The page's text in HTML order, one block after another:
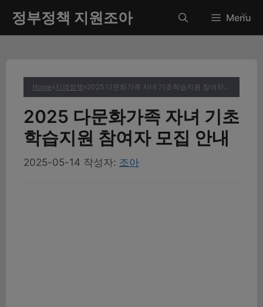
츠
정부정책 지원조아 Menu
Home»지역정책 » 2025 다문화가족 자녀 기초학습지원 참여자 모집 안내
2025 다문화가족 자녀 기초
학습지원 참여자 모집 안내
2025-05-14 작성자: 조아
✕